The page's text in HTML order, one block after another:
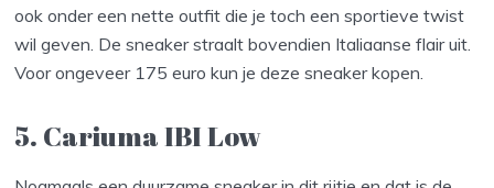
ook onder een nette outfit die je toch een sportieve twist
wil geven. De sneaker straalt bovendien Italiaanse flair uit.
Voor ongeveer 175 euro kun je deze sneaker kopen.
5. Cariuma IBI Low